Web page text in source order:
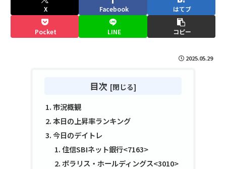
X Facebook はてブ
Pocket LINE コピー
2025.05.29
目次
市況概観
本日の上昇率ランキング
今日のデイトレ
住信SBIネット銀行<7163>
ポラリス・ホールディングス<3010>